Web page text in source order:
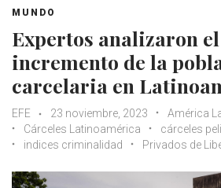
MUNDO
Expertos analizaron
incremento de la
carcelaria en
EFE 23 noviembre, 2023
América
Cárceles Latinoamérica
cárceles
indices criminalidad
Privados de